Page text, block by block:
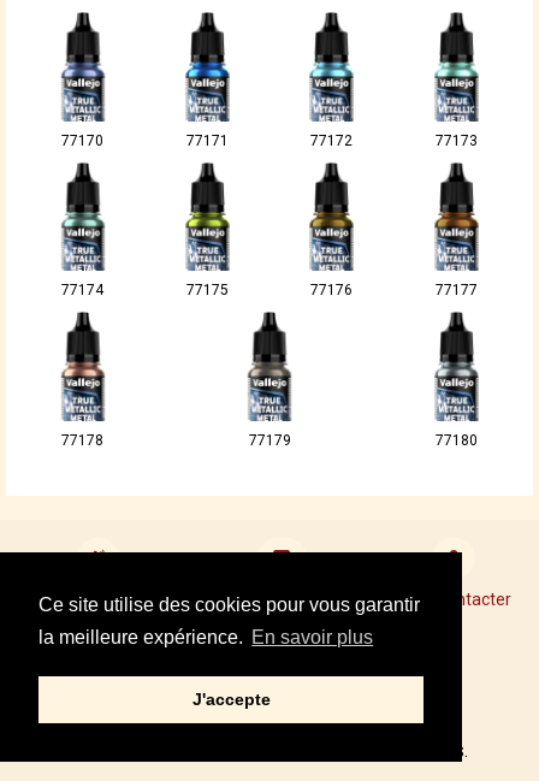
Ce site utilise des cookies pour vous garantir
la meilleure expérience. En savoir plus
J'accepte
77170 77171 77172 77173
77174 77175 77176 77177
77178 77179 77180
Devenir revendeur Points de Vente Conseil Nous contacter
Mentions légales
© 2002,2021 – PRINCE AUGUST, TOUS DROITS RÉSERVÉS.